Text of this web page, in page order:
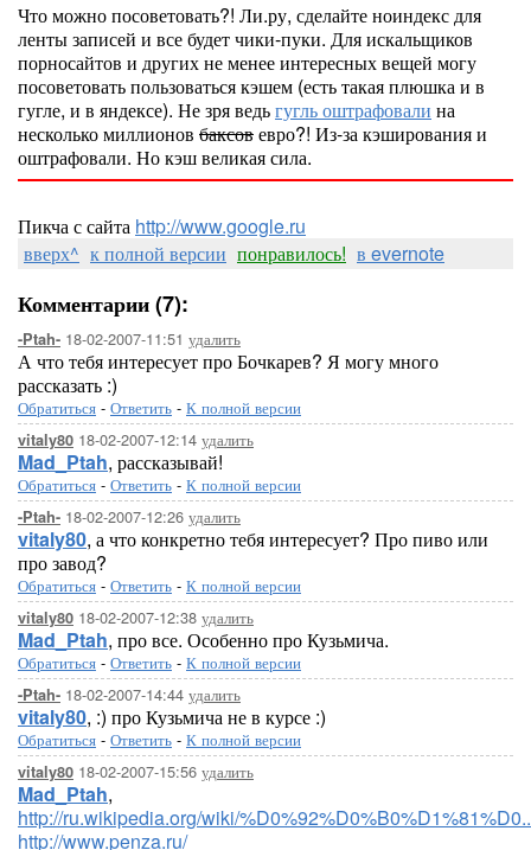
Что можно посоветовать?! Ли.ру, сделайте ноиндекс для
ленты записей и все будет чики-пуки. Для искальщиков
порносайтов и других не менее интересных вещей могу
посоветовать пользоваться кэшем (есть такая плюшка и в
гугле, и в яндексе). Не зря ведьгугль оштрафовали на
несколько миллионов баксовевро?! Из-за кэширования и
оштрафовали. Но кэш великая сила.
Пикча с сайта http://www.google.ru
вверх^ к полной версии понравилось! в evernote
Комментарии (7):
-Ptah- 18-02-2007-11:51 удалить
А что тебя интересует про Бочкарев? Я могу много
рассказать :)
Обратиться - Ответить - К полной версии
vitaly80 18-02-2007-12:14 удалить
Mad_Ptah, рассказывай!
Обратиться - Ответить - К полной версии
-Ptah- 18-02-2007-12:26 удалить
vitaly80, а что конкретно тебя интересует? Про пиво или
про завод?
Обратиться - Ответить - К полной версии
vitaly80 18-02-2007-12:38 удалить
Mad_Ptah, про все. Особенно про Кузьмича.
Обратиться - Ответить - К полной версии
-Ptah- 18-02-2007-14:44 удалить
vitaly80, :) про Кузьмича не в курсе :)
Обратиться - Ответить - К полной версии
vitaly80 18-02-2007-15:56 удалить
Mad_Ptah,
http://ru.wikipedia.org/wiki/
http://www.penza.ru/